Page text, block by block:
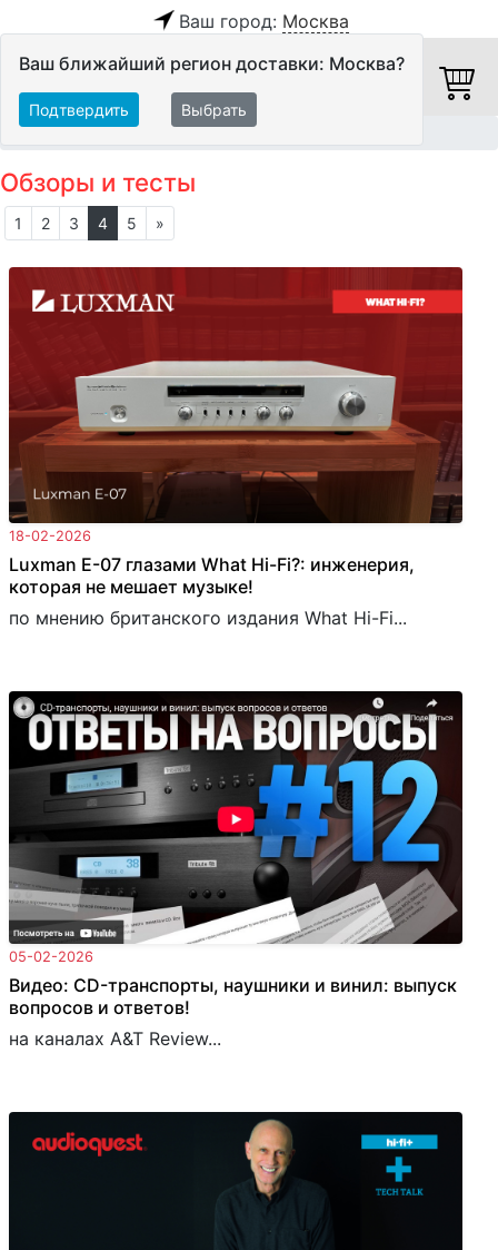
Ваш город: Москва
Ваш ближайший регион доставки: Москва?
Подтвердить Выбрать
Обзоры и тесты
1 2 3 4 5 »
18-02-2026
Luxman E-07 глазами What Hi-Fi?: инженерия,
которая не мешает музыке!
по мнению британского издания What Hi-Fi...
05-02-2026
Видео: CD-транспорты, наушники и винил: выпуск
вопросов и ответов!
на каналах A&T Review...